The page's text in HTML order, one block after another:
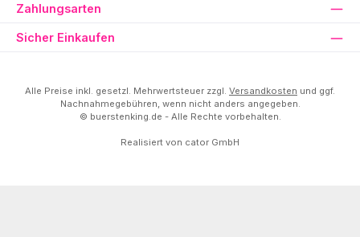
Zahlungsarten
Sicher Einkaufen
Alle Preise inkl. gesetzl. Mehrwertsteuer zzgl. Versandkosten und ggf.
Nachnahmegebühren, wenn nicht anders angegeben.
© buerstenking.de - Alle Rechte vorbehalten.
Realisiert von cator GmbH